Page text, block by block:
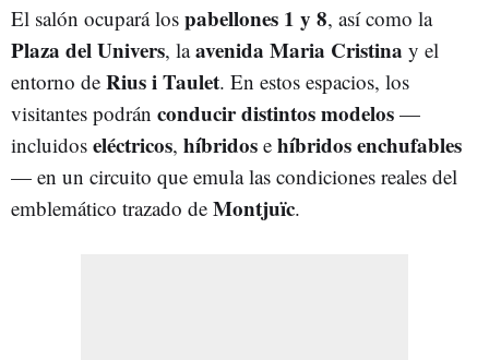
El salón ocupará los pabellones 1 y 8, así como la
Plaza del Univers, laavenida Maria Cristina y el
entorno de Rius i Taulet. En estos espacios, los
visitantes podrán conducir distintos modelos —
incluidos eléctricos, híbridos e híbridos enchufables
— en un circuito que emula las condiciones reales del
emblemático trazado de Montjuïc.